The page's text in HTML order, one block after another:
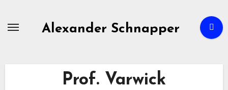
Alexander Schnapper
Prof. Varwick